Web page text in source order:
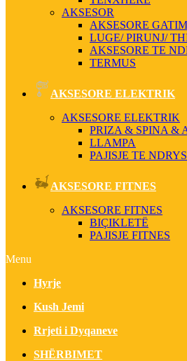
AKSESOR
AKSESORE
LUGE/ PIRUNJ/
AKSESORE TE
TERMUS
AKSESORE ELEKTRIK
AKSESORE ELEKTRIK
PRIZA & SPINA &
LLAMPA
PAJISJE TE
AKSESORE FITNES
AKSESORE FITNES
BIÇIKLETË
PAJISJE FITNES
Menu
Hyrje
Kush Jemi
Rrjeti i Dyqaneve
SHËRBIMET